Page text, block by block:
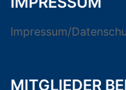
Impressum/
MITGLIEDER